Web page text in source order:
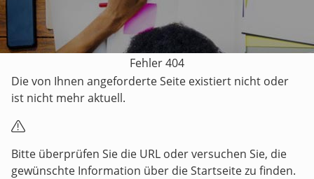
Fehler 404
Die von Ihnen angeforderte Seite existiert nicht oder
ist nicht mehr aktuell.
Bitte überprüfen Sie die URL oder versuchen Sie, die
gewünschte Information über die Startseite zu finden.